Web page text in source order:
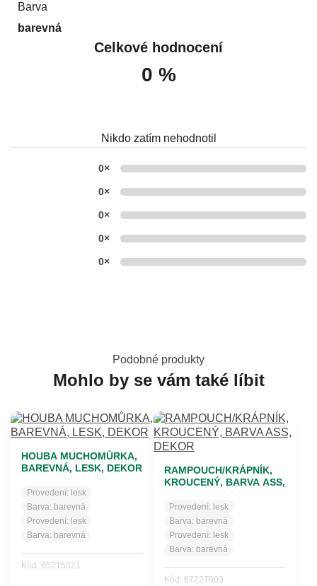
Barva
barevná
Celkové hodnocení
0 %
Nikdo zatím nehodnotil
0×
0×
0×
0×
0×
Podobné produkty
Mohlo by se vám také líbit
HOUBA MUCHOMŮRKA,
BAREVNÁ, LESK, DEKOR
Provedení: lesk
Barva: barevná
Provedení: lesk
Barva: barevná
Kód: 65215021
RAMPOUCH/KRÁPNÍK,
KROUCENÝ, BARVA ASS,
Provedení: lesk
Barva: barevná
Provedení: lesk
Barva: barevná
Kód: 6722T003